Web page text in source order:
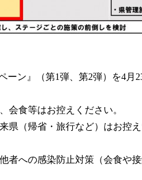
ン』（第1弾、第2弾）を4月
会食等はお控えください。
県（帰省・旅行など）はお控
者への感染防止対策（会食や接